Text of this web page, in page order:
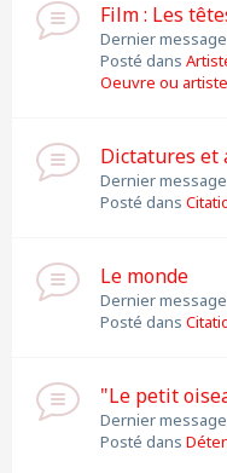
Film : Les
Dernier
Posté dans
Oeuvre ou artiste
Dictatures et
Dernier
Posté dans
Le monde
Dernier
Posté dans
"Le petit
Dernier
Posté dans